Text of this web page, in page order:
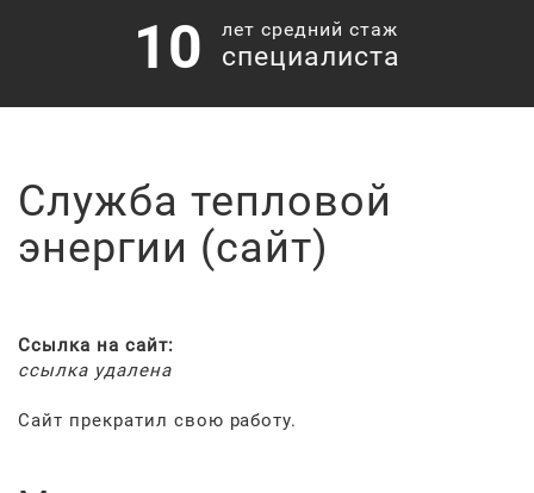
10 лет средний стаж
специалиста
Служба тепловой
энергии (сайт)
Ссылка на сайт:
ссылка удалена
Сайт прекратил свою работу.